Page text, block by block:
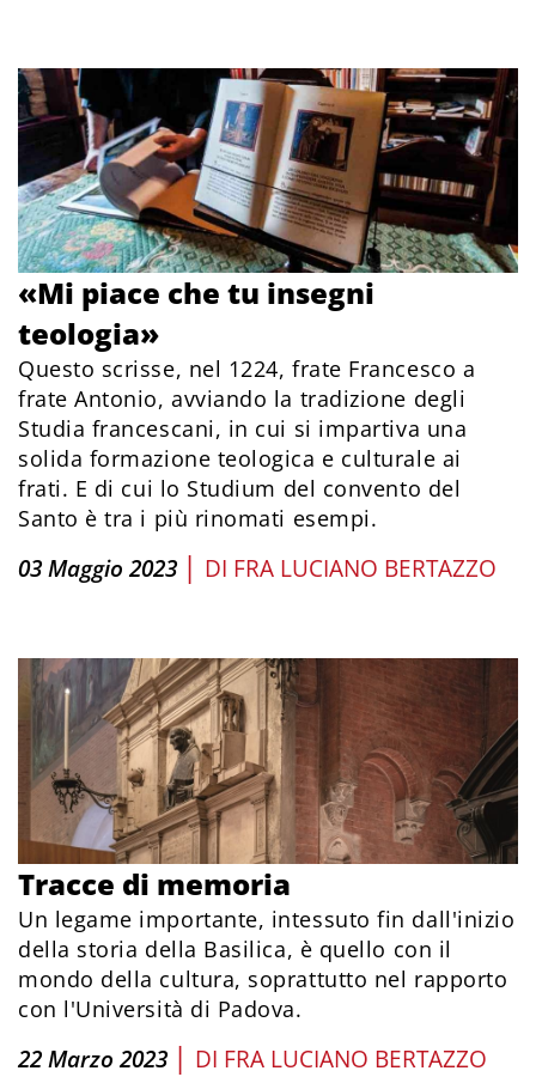
«Mi piace che tu insegni
teologia»
Questo scrisse, nel 1224, frate Francesco a
frate Antonio, avviando la tradizione degli
Studia francescani, in cui si impartiva una
solida formazione teologica e culturale ai
frati. E di cui lo Studium del convento del
Santo è tra i più rinomati esempi.
03 Maggio 2023 | DI FRA LUCIANO BERTAZZO
Tracce di memoria
Un legame importante, intessuto fin dall'inizio
della storia della Basilica, è quello con il
mondo della cultura, soprattutto nel rapporto
con l'Università di Padova.
22 Marzo 2023 | DI FRA LUCIANO BERTAZZO